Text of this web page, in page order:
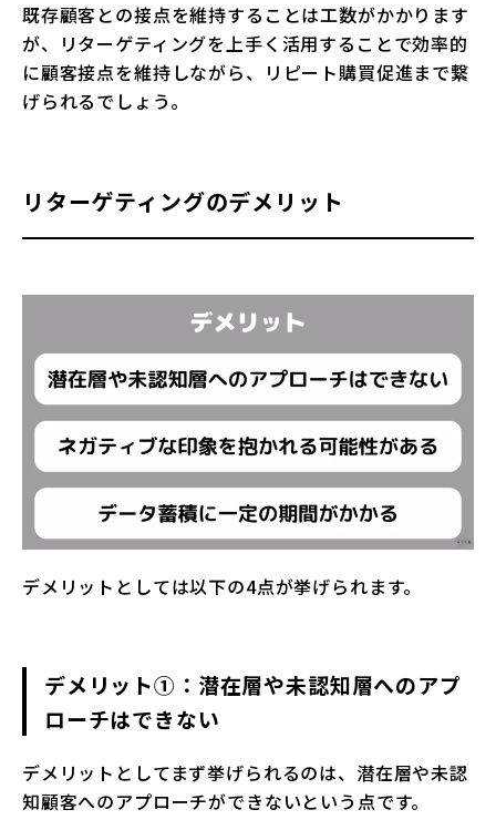
既存顧客との接点を維持することは工数がかかります
が、リターゲティングを上手く活用することで効率的
に顧客接点を維持しながら、リピート購買促進まで繋
げられるでしょう。
リターゲティングのデメリット
デメリットとしては以下の4点が挙げられます。
デメリット①：潜在層や未認知層へのアプ
ローチはできない
デメリットとしてまず挙げられるのは、潜在層や未認
知顧客へのアプローチができないという点です。